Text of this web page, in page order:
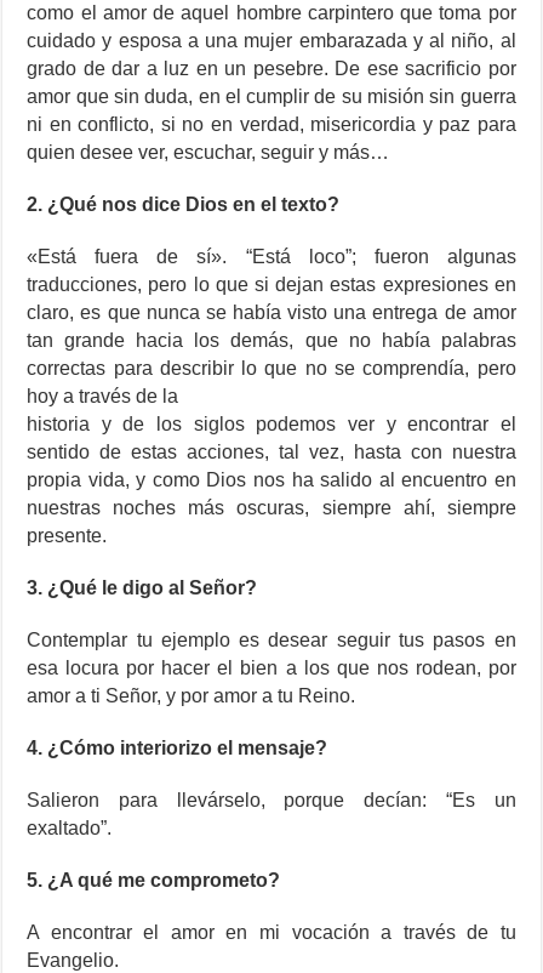
como el amor de aquel hombre carpintero que toma por
cuidado y esposa a una mujer embarazada y al niño, al
grado de dar a luz en un pesebre. De ese sacrificio por
amor que sin duda, en el cumplir de su misión sin guerra
ni en conflicto, si no en verdad, misericordia y paz para
quien desee ver, escuchar, seguir y más…
2. ¿Qué nos dice Dios en el texto?
«Está fuera de sí». “Está loco”; fueron algunas
traducciones, pero lo que si dejan estas expresiones en
claro, es que nunca se había visto una entrega de amor
tan grande hacia los demás, que no había palabras
correctas para describir lo que no se comprendía, pero
hoy a través de la
historia y de los siglos podemos ver y encontrar el
sentido de estas acciones, tal vez, hasta con nuestra
propia vida, y como Dios nos ha salido al encuentro en
nuestras noches más oscuras, siempre ahí, siempre
presente.
3. ¿Qué le digo al Señor?
Contemplar tu ejemplo es desear seguir tus pasos en
esa locura por hacer el bien a los que nos rodean, por
amor a ti Señor, y por amor a tu Reino.
4. ¿Cómo interiorizo el mensaje?
Salieron para llevárselo, porque decían: “Es un
exaltado”.
5. ¿A qué me comprometo?
A encontrar el amor en mi vocación a través de tu
Evangelio.